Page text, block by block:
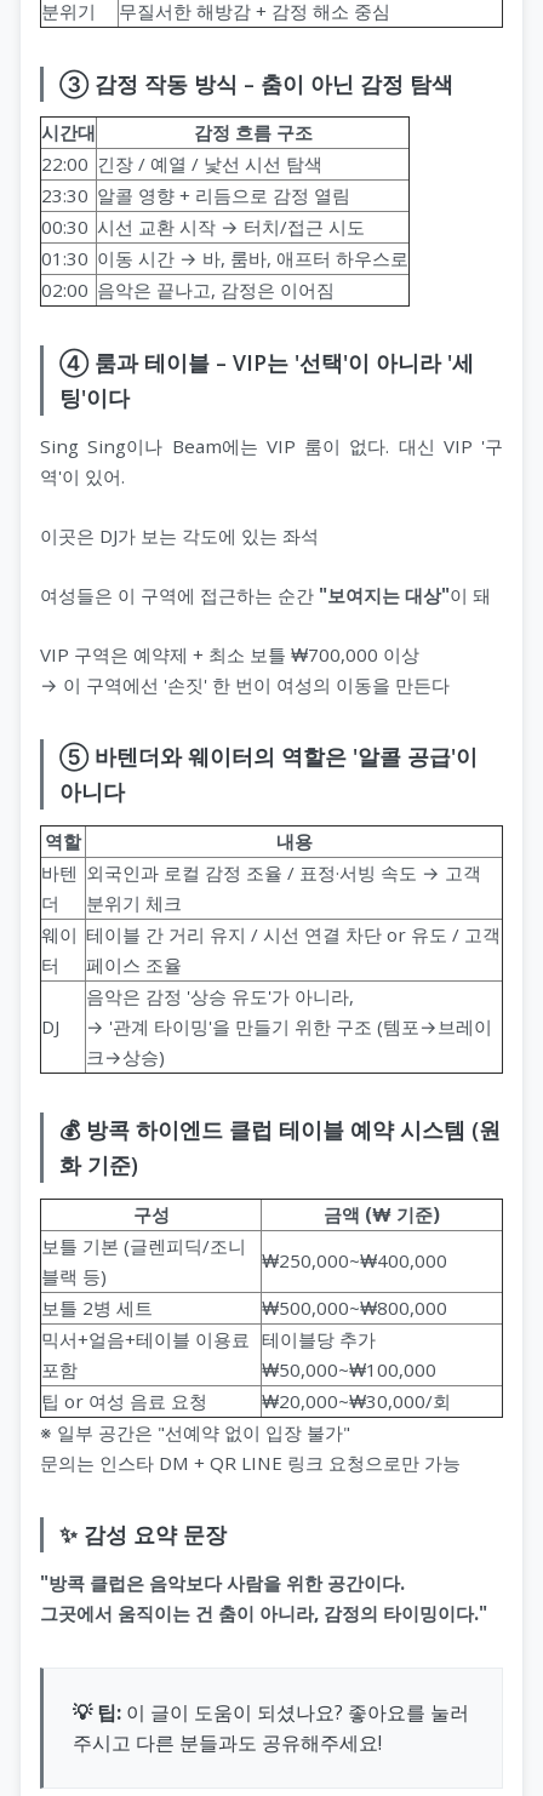
분위기 무질서한 해방감 + 감정 해소 중심
③ 감정 작동 방식 – 춤이 아닌 감정 탐색
시간대
감정 흐름 구조
22:00 긴장 / 예열 / 낯선 시선 탐색
23:30 알콜 영향 + 리듬으로 감정 열림
00:30 시선 교환 시작 → 터치/접근 시도
01:30 이동 시간 → 바, 룸바, 애프터 하우스로
02:00 음악은 끝나고, 감정은 이어짐
④ 룸과 테이블 – VIP는 '선택'이 아니라 '세
팅'이다
Sing Sing이나 Beam에는 VIP 룸이 없다. 대신 VIP '구
역'이 있어.
이곳은 DJ가 보는 각도에 있는 좌석
여성들은 이 구역에 접근하는 순간 "보여지는 대상"이 돼
VIP 구역은 예약제 + 최소 보틀 ₩700,000 이상
→ 이 구역에선 '손짓' 한 번이 여성의 이동을 만든다
⑤ 바텐더와 웨이터의 역할은 '알콜 공급'이
아니다
역할
내용
바텐
더
외국인과 로컬 감정 조율 / 표정·서빙 속도 → 고객
분위기 체크
웨이
터
테이블 간 거리 유지 / 시선 연결 차단 or 유도 / 고객
페이스 조율
DJ
음악은 감정 '상승 유도'가 아니라,
→ '관계 타이밍'을 만들기 위한 구조 (템포→브레이
크→상승)
💰 방콕 하이엔드 클럽 테이블 예약 시스템 (원
화 기준)
구성
금액 (₩ 기준)
보틀 기본 (글렌피딕/조니
블랙 등)
₩250,000~₩400,000
보틀 2병 세트
₩500,000~₩800,000
믹서+얼음+테이블 이용료
포함
테이블당 추가
₩50,000~₩100,000
팁 or 여성 음료 요청
₩20,000~₩30,000/회
※ 일부 공간은 "선예약 없이 입장 불가"
문의는 인스타 DM + QR LINE 링크 요청으로만 가능
✨ 감성 요약 문장
"방콕 클럽은 음악보다 사람을 위한 공간이다.
그곳에서 움직이는 건 춤이 아니라, 감정의 타이밍이다."
💡 팁: 이 글이 도움이 되셨나요? 좋아요를 눌러
주시고 다른 분들과도 공유해주세요!